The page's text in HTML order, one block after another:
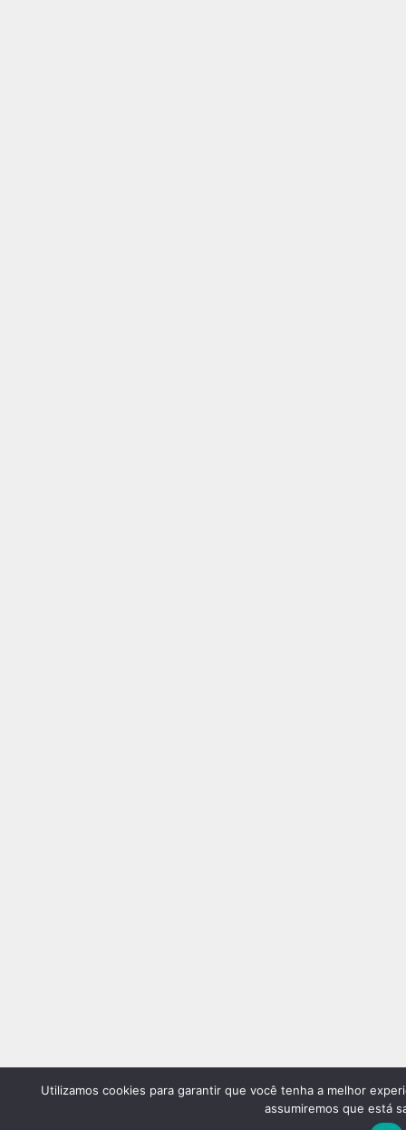
Utilizamos cookies para garantir que você tenha a melhor
assumiremos que está